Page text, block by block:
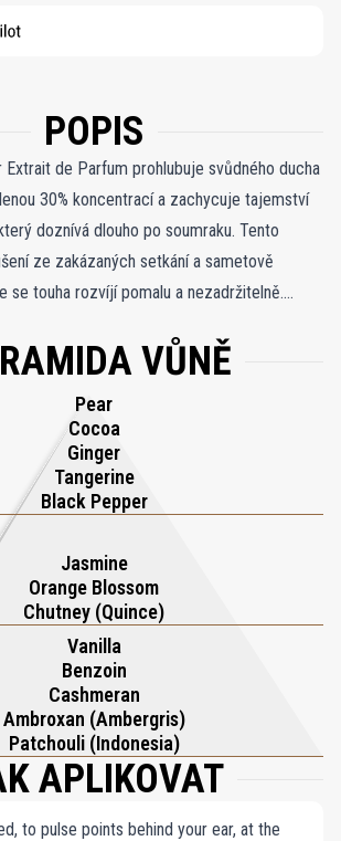
POPIS
de Parfum prohlubuje svůdného ducha
30% koncentrací a zachycuje tajemství
doznívá dlouho po soumraku. Tento
ze zakázaných setkání a sametově
se touha rozvíjí pomalu a nezadržitelně.
pepře a zázvoru podnítí okamžitou
o temné gurmánské kouzlo pryskyřičného
je provokativní i elegantní. V srdci marocký
smyslnou květinovost, propletenou s
chutney a zářivým pomerančovým
hluboce návykovou stopu, kde se
benzoin a krémová vanilka rozplývají do
akcentů kašmíru a ambroxanu. Parfém Pas
vytvořený Violaine Collas je studií
– odvážného, ​​ženského a neodolatelně šik,
bohatý, nezapomenutelný rukopis.
VŮNĚ
Pear
Cocoa
Ginger
Tangerine
Black Pepper
Jasmine
Orange Blossom
Chutney (Quince)
Vanilla
Benzoin
Cashmeran
Ambroxan (Ambergris)
Patchouli (Indonesia)
APLIKOVAT
to pulse points behind your ear, at the